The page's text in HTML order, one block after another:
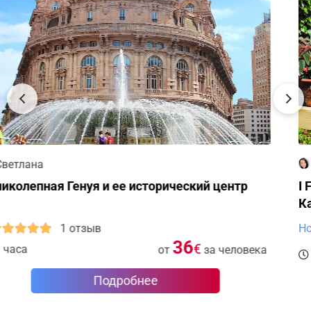
Ирина
I Found My Love in Portofino: Портофино и
Новая экскурсия
8 часов
от 150€ за человека
Подробнее